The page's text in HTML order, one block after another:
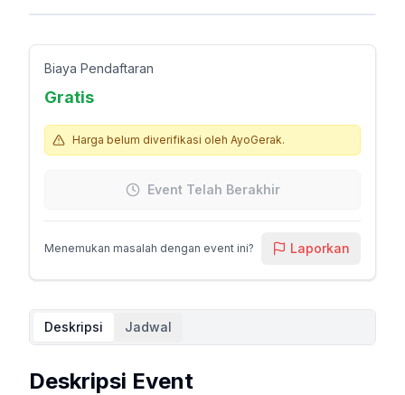
Biaya Pendaftaran
Gratis
Harga belum diverifikasi oleh AyoGerak.
Event Telah Berakhir
Menemukan masalah dengan event ini? Laporkan
Deskripsi Jadwal
Deskripsi Event